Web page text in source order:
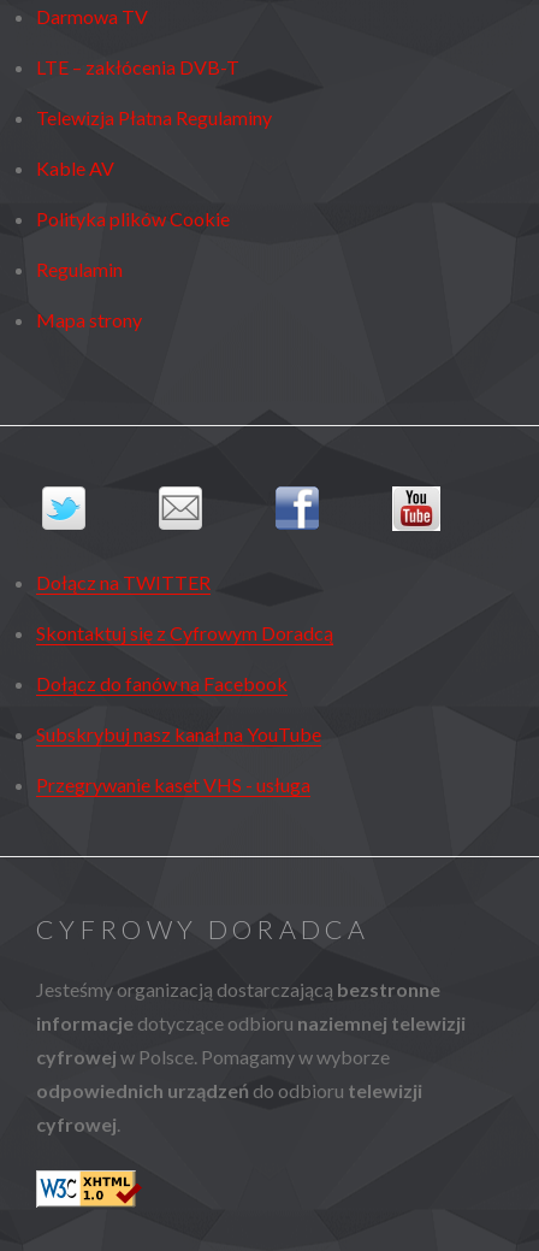
Darmowa TV
LTE – zakłócenia DVB-T
Telewizja Płatna Regulaminy
Kable AV
Polityka plików Cookie
Regulamin
Mapa strony
Dołącz na TWITTER
Skontaktuj się z Cyfrowym Doradcą
Dołącz do fanów na Facebook
Subskrybuj nasz kanał na YouTube
Przegrywanie kaset VHS - usługa
CYFROWY DORADCA
Jesteśmy organizacją dostarczającą bezstronne
informacje dotyczące odbioru naziemnej telewizji
cyfrowej w Polsce. Pomagamy w wyborze
odpowiednich urządzeń do odbioru telewizji
cyfrowej.